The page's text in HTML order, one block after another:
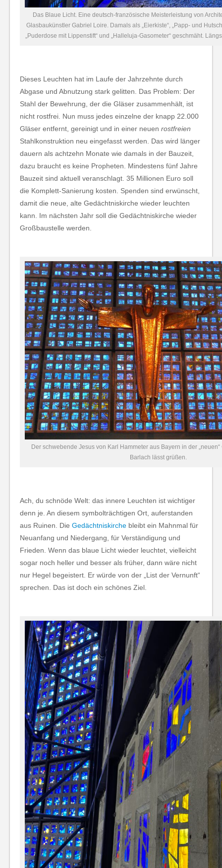
Das Blaue Licht. Eine deutsch-französische Meisterleistung von
Glasbaukünstler Gabriel Loire. Damals als „Eierkiste“, „Papp- und
„Puderdose mit Lippenstift“ und „Halleluja-Gasometer“ geschmäht.
Dieses Leuchten hat im Laufe der Jahrzehnte durch
Abgase und Abnutzung stark gelitten. Das Problem: Der
Stahl der Bewehrung, der die Gläser zusammenhält, ist
nicht rostfrei. Nun muss jedes einzelne der knapp 22.000
Gläser entfernt, gereinigt und in einer neuen rostfreien
Stahlkonstruktion neu eingefasst werden. Das wird länger
dauern als achtzehn Monate wie damals in der Bauzeit,
dazu braucht es keine Propheten. Mindestens fünf Jahre
Bauzeit sind aktuell veranschlagt. 35 Millionen Euro soll
die Komplett-Sanierung kosten. Spenden sind erwünscht,
damit die neue, alte Gedächtniskirche wieder leuchten
kann. Im nächsten Jahr soll die Gedächtniskirche wieder
Großbaustelle werden.
Der schwebende Jesus von Karl Hammeter aus Bayern in der
Barlach lässt grüßen.
Ach, du schnöde Welt: das innere Leuchten ist wichtiger
denn je. An diesem symbolträchtigen Ort, auferstanden
aus Ruinen. Die Gedächtniskirche bleibt ein Mahnmal für
Neuanfang und Niedergang, für Verständigung und
Frieden. Wenn das blaue Licht wieder leuchtet, vielleicht
sogar noch heller und besser als früher, dann wäre nicht
nur Hegel begeistert. Er würde von der „List der Vernunft“
sprechen. Das ist doch ein schönes Ziel.